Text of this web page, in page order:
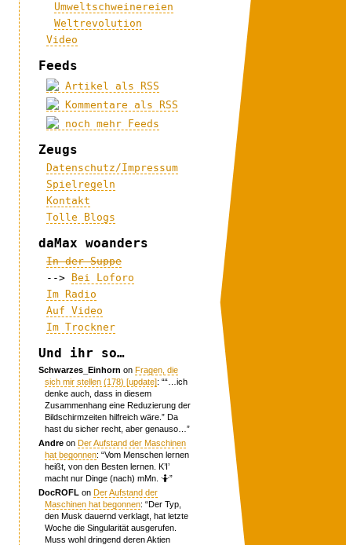
Umweltschweinereien
Weltrevolution
Video
Feeds
Artikel als RSS
Kommentare als RSS
noch mehr Feeds
Zeugs
Datenschutz/Impressum
Spielregeln
Kontakt
Tolle Blogs
daMax woanders
In der Suppe
-->
Bei Loforo
Im Radio
Auf Video
Im Trockner
Und ihr so…
Schwarzes_Einhorn onFragen, die
sich mir stellen (178) [update]: ““…ich
denke auch, dass in diesem
Zusammenhang eine Reduzierung der
Bildschirmzeiten hilfreich wäre.” Da
hast du sicher recht, aber genauso… ”
Andre onDer Aufstand der Maschinen
hat begonnen: “Vom Menschen lernen
heißt, von den Besten lernen. K’I’
macht nur Dinge (nach) mMn. 🤷”
DocROFL onDer Aufstand der
Maschinen hat begonnen: “Der Typ,
den Musk dauernd verklagt, hat letzte
Woche die Singularität ausgerufen.
Muss wohl dringend deren Aktien